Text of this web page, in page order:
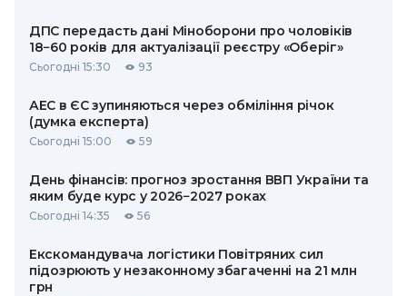
ДПС передасть дані Міноборони про чоловіків
18−60 років для актуалізації реєстру «Оберіг»
Сьогодні 15:30 93
АЕС в ЄС зупиняються через обміління річок
(думка експерта)
Сьогодні 15:00 59
День фінансів: прогноз зростання ВВП України та
яким буде курс у 2026−2027 роках
Сьогодні 14:35 56
Екскомандувача логістики Повітряних сил
підозрюють у незаконному збагаченні на 21 млн
грн